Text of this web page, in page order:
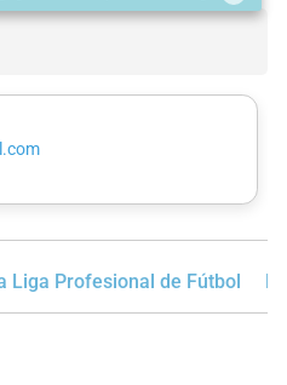
Liga Profesional de Fútbol